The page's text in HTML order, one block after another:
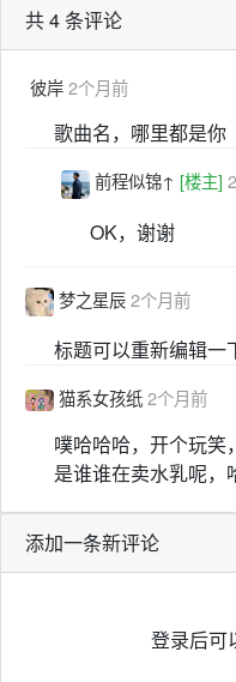
共 4 条评论
彼岸2个月前
歌曲名，哪里都是你
前程似锦↑ [楼主]
OK，谢谢
梦之星辰2个月前
标题可以重新编辑一
猫系女孩纸2个月前
噗哈哈哈，开个玩笑
是谁谁在卖水乳呢，
添加一条新评论
登录后可